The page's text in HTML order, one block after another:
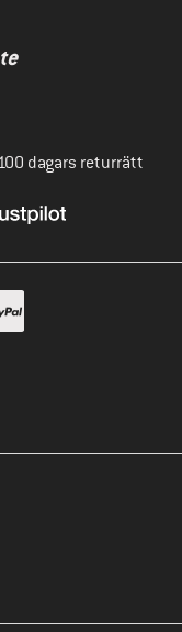
100 dagars returrätt